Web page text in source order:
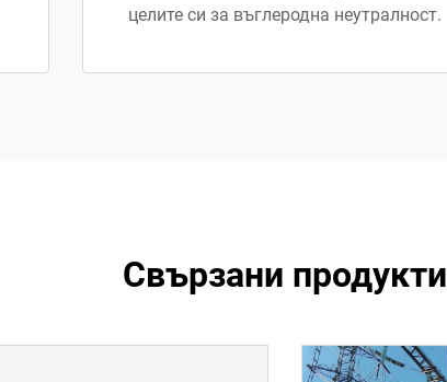
целите си за въглеродна неутралност.
Свързани продукти